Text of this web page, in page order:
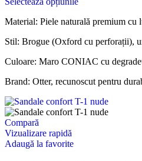
Material: Piele naturală premium cu
Stil: Brogue (Oxford cu perforații),
Culoare: Maro CONIAC cu
Brand: Otter, recunoscut pentru
Compară
Vizualizare rapidă
Adaugă la favorite